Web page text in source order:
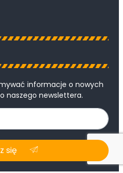
informacje o nowych
naszego newslettera.
się